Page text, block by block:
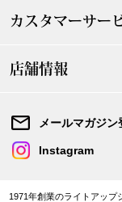
カスタマーサー
店舗情報
メールマガジン
Instagram
1971年創業のライトアップ